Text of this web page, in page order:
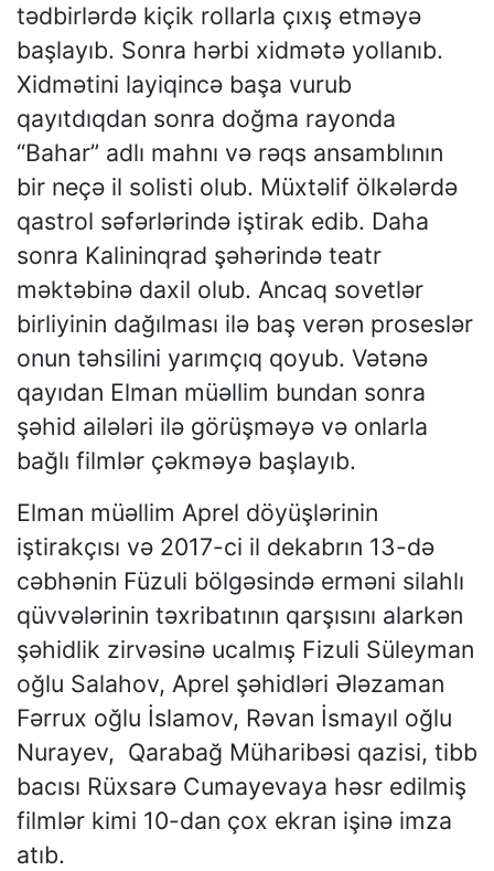
tədbirlərdə kiçik rollarla çıxış etməyə
başlayıb. Sonra hərbi xidmətə yollanıb.
Xidmətini layiqincə başa vurub
qayıtdıqdan sonra doğma rayonda
“Bahar” adlı mahnı və rəqs ansamblının
bir neçə il solisti olub. Müxtəlif ölkələrdə
qastrol səfərlərində iştirak edib. Daha
sonra Kalininqrad şəhərində teatr
məktəbinə daxil olub. Ancaq sovetlər
birliyinin dağılması ilə baş verən proseslər
onun təhsilini yarımçıq qoyub. Vətənə
qayıdan Elman müəllim bundan sonra
şəhid ailələri ilə görüşməyə və onlarla
bağlı filmlər çəkməyə başlayıb.
Elman müəllim Aprel döyüşlərinin
iştirakçısı və 2017-ci il dekabrın 13-də
cəbhənin Füzuli bölgəsində erməni silahlı
qüvvələrinin təxribatının qarşısını alarkən
şəhidlik zirvəsinə ucalmış Fizuli Süleyman
oğlu Salahov, Aprel şəhidləri Ələzaman
Fərrux oğlu İslamov, Rəvan İsmayıl oğlu
Nurayev, Qarabağ Müharibəsi qazisi, tibb
bacısı Rüxsarə Cumayevaya həsr edilmiş
filmlər kimi 10-dan çox ekran işinə imza
atıb.